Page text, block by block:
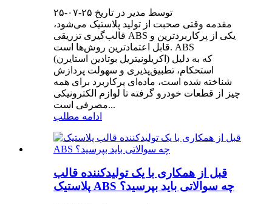
توسط مدیر در تاریخ ۲۵-۰۷-۲۵
مقدمه وقتی صحبت از تولید پلاستیک می‌شود،
قالب‌گیری تزریقی ABS یکی از پرکاربردترین و
قابل اعتمادترین روش‌ها است. ABS
(اکریلونیتریل بوتادین استایرن) که به دلیل
استحکام، تطبیق‌پذیری و سهولت پردازش
شناخته شده است، ماده‌ای پرکاربرد برای همه
چیز از قطعات خودرو گرفته تا لوازم الکترونیکی
مصرفی است...
ادامه مطلب
قبل از همکاری با یک تولیدکننده قالب
پلاستیک ABS چه سوالاتی باید بپرسید؟